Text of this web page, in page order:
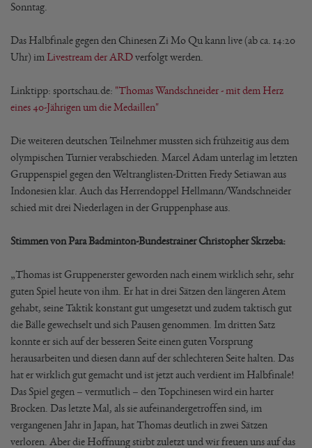
Sonntag.
Das Halbfinale gegen den Chinesen Zi Mo Qu kann live (ab ca. 14:20
Uhr) im Livestream der ARDverfolgt werden.
Linktipp: sportschau.de: "Thomas Wandschneider - mit dem Herz
eines 40-Jährigen um die Medaillen"
Die weiteren deutschen Teilnehmer mussten sich frühzeitig aus dem
olympischen Turnier verabschieden. Marcel Adam unterlag im letzten
Gruppenspiel gegen den Weltranglisten-Dritten Fredy Setiawan aus
Indonesien klar. Auch das Herrendoppel Hellmann/Wandschneider
schied mit drei Niederlagen in der Gruppenphase aus.
Stimmen von Para Badminton-Bundestrainer Christopher Skrzeba:
„Thomas ist Gruppenerster geworden nach einem wirklich sehr, sehr
guten Spiel heute von ihm. Er hat in drei Sätzen den längeren Atem
gehabt, seine Taktik konstant gut umgesetzt und zudem taktisch gut
die Bälle gewechselt und sich Pausen genommen. Im dritten Satz
konnte er sich auf der besseren Seite einen guten Vorsprung
herausarbeiten und diesen dann auf der schlechteren Seite halten. Das
hat er wirklich gut gemacht und ist jetzt auch verdient im Halbfinale!
Das Spiel gegen – vermutlich – den Topchinesen wird ein harter
Brocken. Das letzte Mal, als sie aufeinandergetroffen sind, im
vergangenen Jahr in Japan, hat Thomas deutlich in zwei Sätzen
verloren. Aber die Hoffnung stirbt zuletzt und wir freuen uns auf das